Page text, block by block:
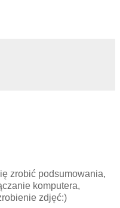
zrobić podsumowania,
komputera,
zdjęć:)